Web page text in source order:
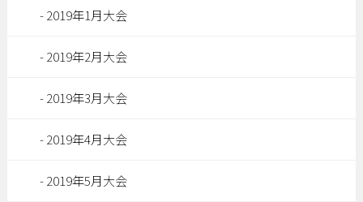
2019年1月大会
2019年2月大会
2019年3月大会
2019年4月大会
2019年5月大会